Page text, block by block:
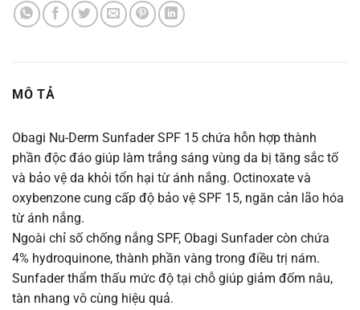
MÔ TẢ
Obagi Nu-Derm Sunfader SPF 15 chứa hỗn hợp thành
phần độc đáo giúp làm trắng sáng vùng da bị tăng sắc tố
và bảo vệ da khỏi tổn hại từ ánh nắng. Octinoxate và
oxybenzone cung cấp độ bảo vệ SPF 15, ngăn cản lão hóa
từ ánh nắng.
Ngoài chỉ số chống nắng SPF, Obagi Sunfader còn chứa
4% hydroquinone, thành phần vàng trong điều trị nám.
Sunfader thẩm thấu mức độ tại chỗ giúp giảm đốm nâu,
tàn nhang vô cùng hiệu quả.